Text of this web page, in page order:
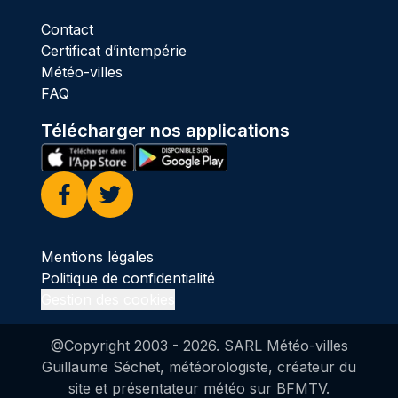
Contact
Certificat d’intempérie
Météo-villes
FAQ
Télécharger nos applications
Facebook
Twitter
Mentions légales
Politique de confidentialité
@Copyright 2003 - 2026. SARL Météo-villes
Guillaume Séchet, météorologiste, créateur du
site et présentateur météo sur BFMTV.